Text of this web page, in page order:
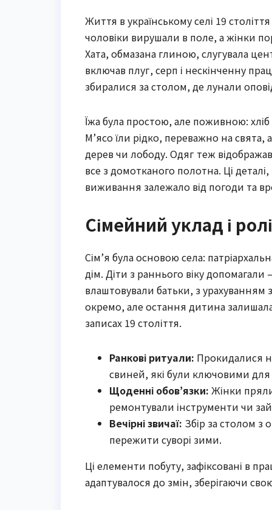
Життя в українському селі 19
чоловіки вирушали в поле, а жінки
Хата, обмазана глиною, слугувала
включав плуг, серп і нескінченну
збиралися за столом, де лунали
Їжа була простою, але поживною:
М’ясо їли рідко, переважно на
дерев чи лободу. Одяг теж
все з домотканого полотна. Ці
виживання залежало від погоди та
Сімейний уклад і ролі
Сім’я була основою села:
дім. Діти з раннього віку допомагали
влаштовували батьки, з урахуванням
окремо, але остання дитина
записах 19 століття.
Ранкові ритуали: Прокидалися
свиней, які були ключовими для
Щоденні обов’язки: Жінки
ремонтували інструменти чи
Вечірні звичаї: Збір за столом з
пережити суворі зими.
Ці елементи побуту, зафіксовані в
адаптувалося до змін, зберігаючи